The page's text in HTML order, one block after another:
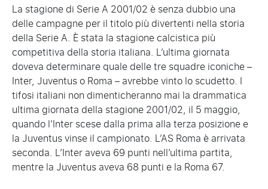
La stagione di Serie A 2001/02 è senza dubbio una
delle campagne per il titolo più divertenti nella storia
della Serie A. È stata la stagione calcistica più
competitiva della storia italiana. L’ultima giornata
doveva determinare quale delle tre squadre iconiche –
Inter, Juventus o Roma – avrebbe vinto lo scudetto. I
tifosi italiani non dimenticheranno mai la drammatica
ultima giornata della stagione 2001/02, il 5 maggio,
quando l’Inter scese dalla prima alla terza posizione e
la Juventus vinse il campionato. L’AS Roma è arrivata
seconda. L’Inter aveva 69 punti nell’ultima partita,
mentre la Juventus aveva 68 punti e la Roma 67.